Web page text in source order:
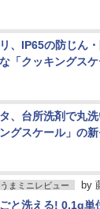
、IP65の防じん
「クッキングスケ
、台所洗剤で丸
グスケール」の
まミニレビュー by
と洗える! 0.1g単